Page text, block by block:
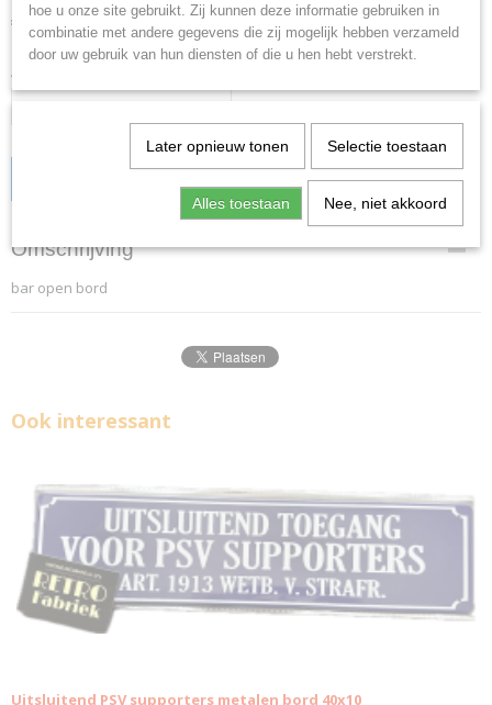
€ 15,00 (inclusief btw 21%)
Aantal
Omschrijving
bar open bord
Ook interessant
Uitsluitend PSV supporters metalen bord 40x10
hoe u onze site gebruikt. Zij kunnen deze informatie gebruiken in
combinatie met andere gegevens die zij mogelijk hebben verzameld
door uw gebruik van hun diensten of die u hen hebt verstrekt.
Later opnieuw tonen Selectie toestaan
Alles toestaan Nee, niet akkoord